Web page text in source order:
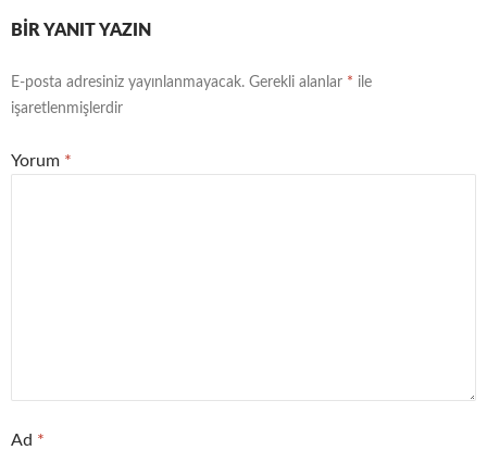
BIR YANIT YAZIN
E-posta adresiniz yayınlanmayacak. Gerekli alanlar * ile
işaretlenmişlerdir
Yorum *
Ad *